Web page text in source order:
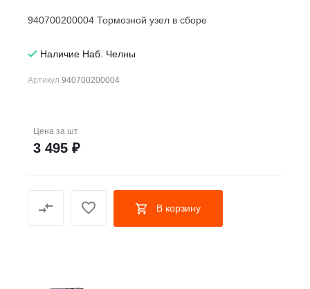
940700200004 Тормозной узел в сборе
Наличие Наб. Челны
Артикул 940700200004
Цена за шт
3 495 ₽
В корзину